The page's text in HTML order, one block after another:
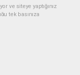
ve siteye yaptığınız
tek başınıza